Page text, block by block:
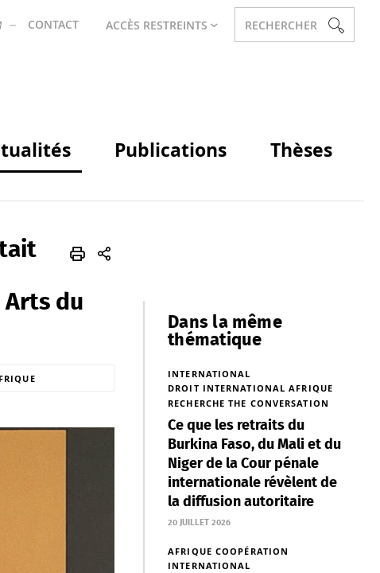
CONTACT ACCÈS RESTREINTS RECHERCHER
Publications Thèses
Arts du
Dans la même
thématique
INTERNATIONAL
DROIT INTERNATIONAL AFRIQUE
RECHERCHE THE CONVERSATION
Ce que les retraits du
Burkina Faso, du Mali et du
Niger de la Cour pénale
internationale révèlent de
la diffusion autoritaire
20 JUILLET 2026
AFRIQUE COOPÉRATION
INTERNATIONAL